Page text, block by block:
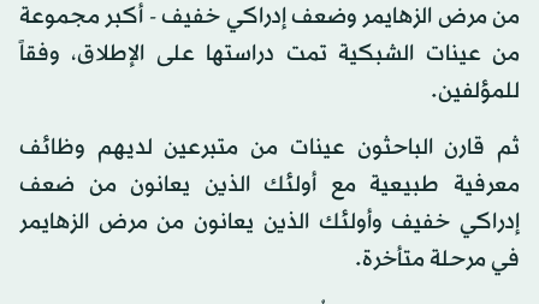
من مرض الزهايمر وضعف إدراكي خفيف - أكبر مجموعة
من عينات الشبكية تمت دراستها على الإطلاق، وفقاً
للمؤلفين.
ثم قارن الباحثون عينات من متبرعين لديهم وظائف
معرفية طبيعية مع أولئك الذين يعانون من ضعف
إدراكي خفيف وأولئك الذين يعانون من مرض الزهايمر
في مرحلة متأخرة.